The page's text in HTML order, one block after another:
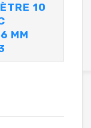
10
MM